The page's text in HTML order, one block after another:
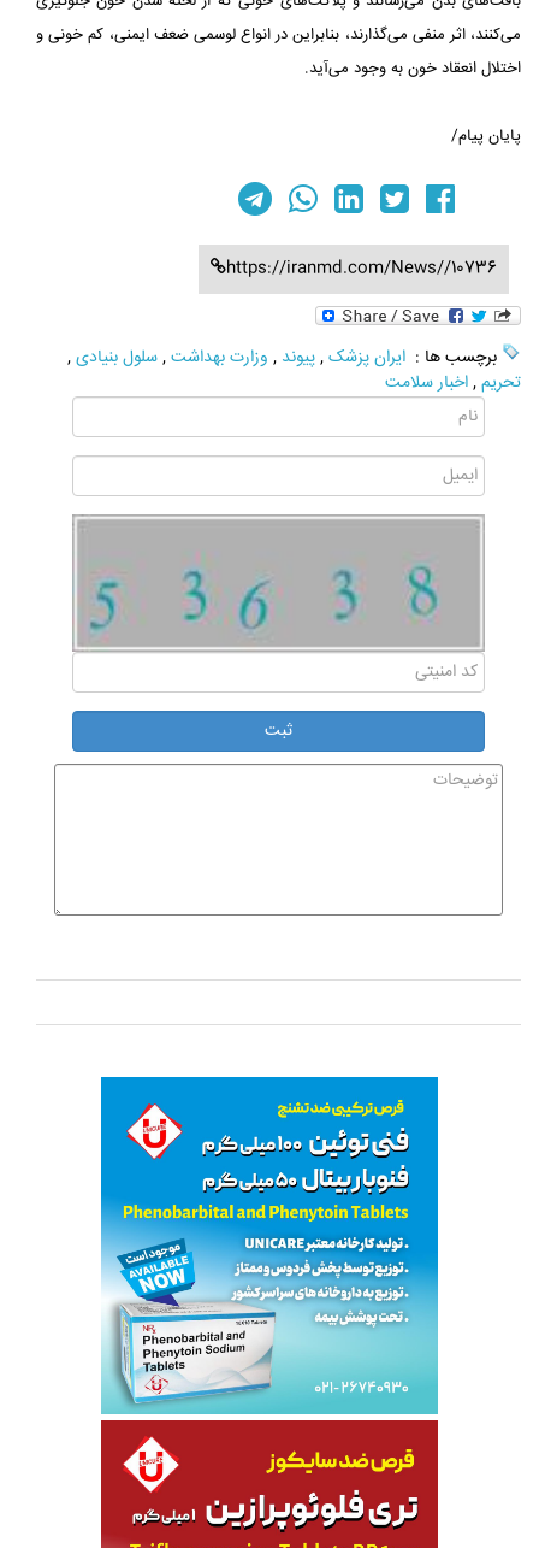
می‌کنند، اثر منفی می‌گذارند، بنابراین در انواع لوسمی ضعف ایمنی، کم خونی و
اختلال انعقاد خون به وجود می‌آید.
پایان پیام/
https://iranmd.com/News//10736
برچسب ها : ایران پزشک,پیوند , وزارت بهداشت,سلول بنیادی,
تحریم,اخبار سلامت